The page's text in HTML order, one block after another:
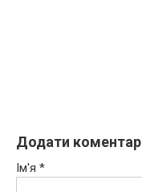
Додати коментар
Ім'я *